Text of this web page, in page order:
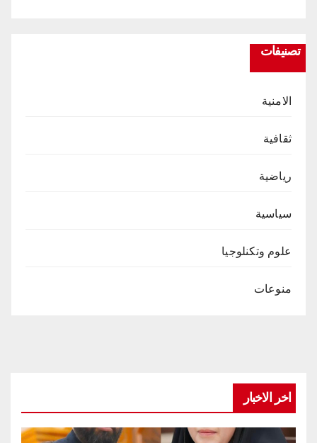
تصنيفات
الامنية
ثقافية
رياضية
سياسية
علوم وتكنلوجيا
منوعات
اخر الاخبار